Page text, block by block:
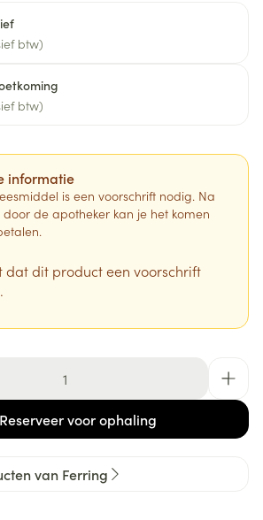
btw)
btw)
informatie
is een voorschrift nodig. Na
de apotheker kan je het komen
dat dit product een voorschrift
Reserveervoor ophaling
van Ferring